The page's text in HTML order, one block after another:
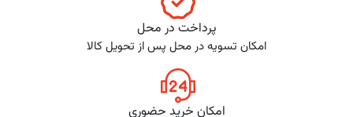
پرداخت در محل
امکان تسویه در محل پس از تحویل کالا
امکان خرید حضوری